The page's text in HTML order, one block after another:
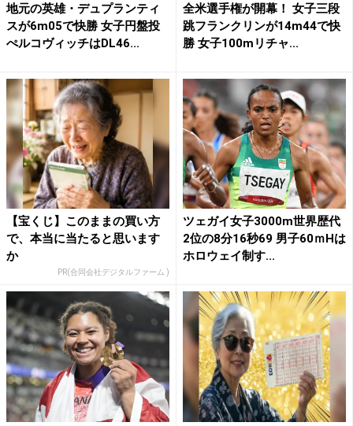
地元の英雄・デュプランティ
スが6m05で快勝 女子円盤投
ぺルコヴィッチはDL46...
全米選手権が開幕！ 女子三段
跳フランクリンが14m44で快
勝 女子100mリチャ...
【宝くじ】このままの買い方
で、本当に当たると思います
か
PR(合同会社デジタルファーム )
ツェガイ女子3000m世界歴代
2位の8分16秒69 男子60ｍHは
ホロウェイ制す...